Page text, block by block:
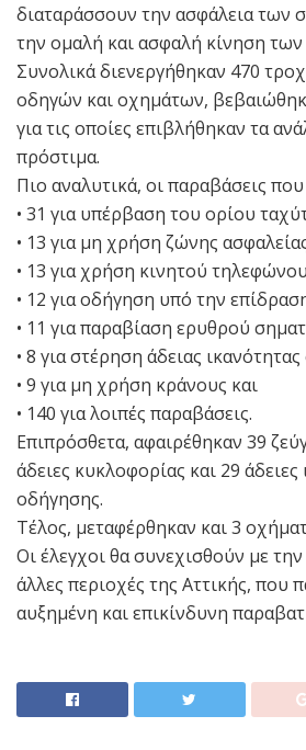
διαταράσσουν την ασφάλεια των
την ομαλή και ασφαλή κίνηση
Συνολικά διενεργήθηκαν 470
οδηγών και οχημάτων,
για τις οποίες επιβλήθηκαν τα
πρόστιμα.
Πιο αναλυτικά, οι παραβάσεις
• 31 για υπέρβαση του ορίου
• 13 για μη χρήση ζώνης
• 13 για χρήση κινητού
• 12 για οδήγηση υπό την
• 11 για παραβίαση ερυθρού
• 8 για στέρηση άδειας
• 9 για μη χρήση κράνους και
• 140 για λοιπές παραβάσεις.
Επιπρόσθετα, αφαιρέθηκαν 39
άδειες κυκλοφορίας και 29 άδειες
οδήγησης.
Τέλος, μεταφέρθηκαν και 3
Οι έλεγχοι θα συνεχισθούν με την
άλλες περιοχές της Αττικής, που
αυξημένη και επικίνδυνη